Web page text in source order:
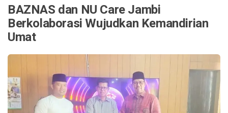
BAZNAS dan NU Care Jambi
Berkolaborasi Wujudkan Kemandirian
Umat